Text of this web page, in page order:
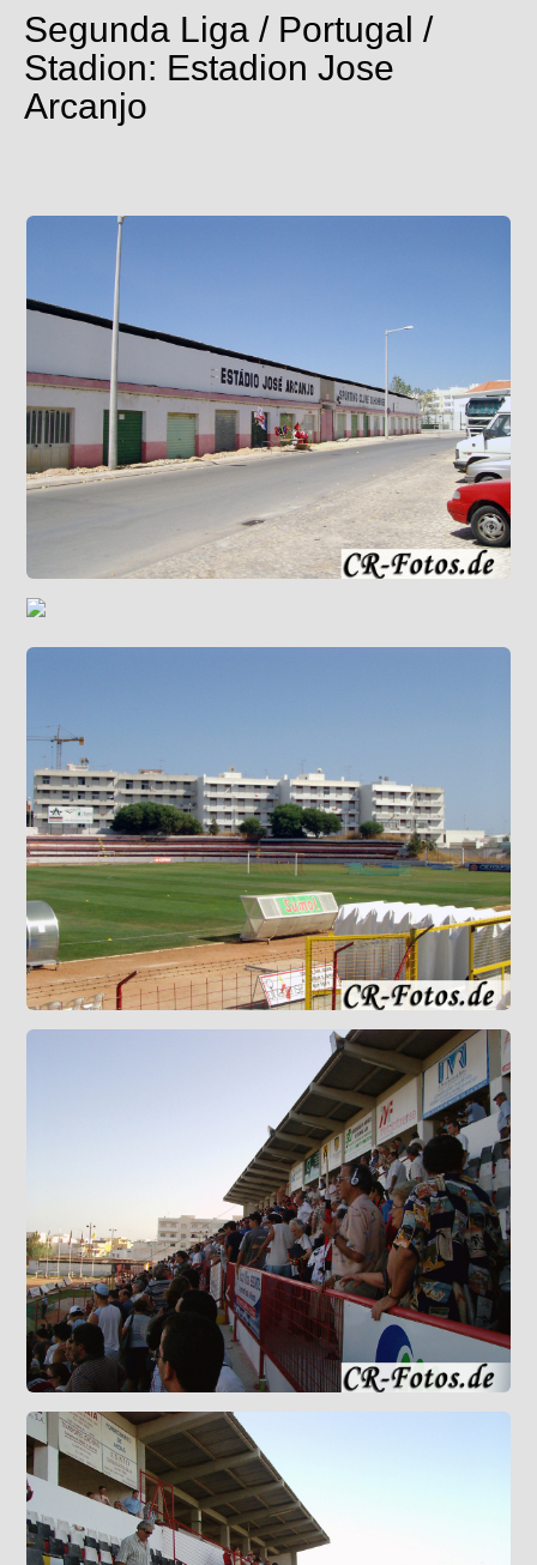
Segunda Liga / Portugal /
Stadion: Estadion Jose
Arcanjo